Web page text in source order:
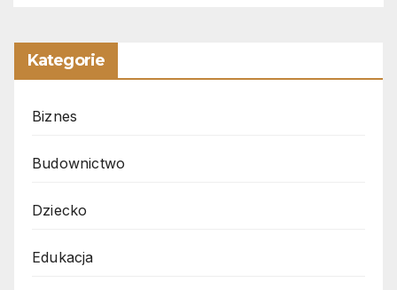
Kategorie
Biznes
Budownictwo
Dziecko
Edukacja